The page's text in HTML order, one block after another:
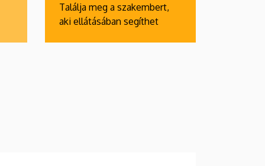
Találja meg a szakembert,
aki ellátásában segíthet